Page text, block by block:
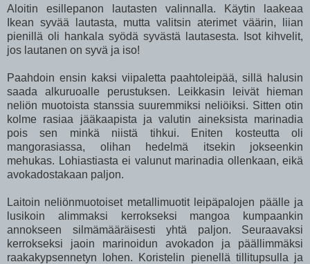
Aloitin esillepanon lautasten valinnalla. Käytin laakeaa
Ikean syvää lautasta, mutta valitsin aterimet väärin, liian
pienillä oli hankala syödä syvästä lautasesta. Isot kihvelit,
jos lautanen on syvä ja iso!
Paahdoin ensin kaksi viipaletta paahtoleipää, sillä halusin
saada alkuruoalle perustuksen. Leikkasin leivät hieman
neliön muotoista stanssia suuremmiksi neliöiksi. Sitten otin
kolme rasiaa jääkaapista ja valutin aineksista marinadia
pois sen minkä niistä tihkui. Eniten kosteutta oli
mangorasiassa, olihan hedelmä itsekin jokseenkin
mehukas. Lohiastiasta ei valunut marinadia ollenkaan, eikä
avokadostakaan paljon.
Laitoin neliönmuotoiset metallimuotit leipäpalojen päälle ja
lusikoin alimmaksi kerrokseksi mangoa kumpaankin
annokseen silmämääräisesti yhtä paljon. Seuraavaksi
kerrokseksi jaoin marinoidun avokadon ja päällimmäksi
raakakypsennetyn lohen. Koristelin pienellä tillitupsulla ja